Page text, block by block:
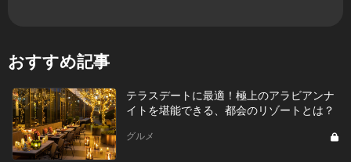
おすすめ記事
テラスデートに最適！極上のアラビアンナ
イトを堪能できる、都会のリゾートとは？
グルメ